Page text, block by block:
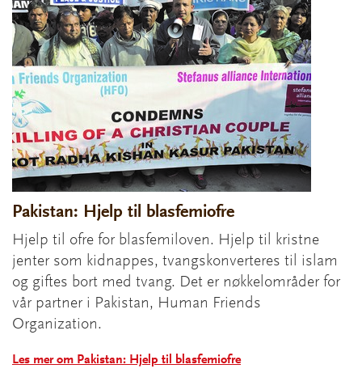
Pakistan: Hjelp til blasfemiofre
Hjelp til ofre for blasfemiloven. Hjelp til kristne
jenter som kidnappes, tvangskonverteres til islam
og giftes bort med tvang. Det er nøkkelområder for
vår partner i Pakistan, Human Friends
Organization.
Les mer om Pakistan: Hjelp til blasfemiofre